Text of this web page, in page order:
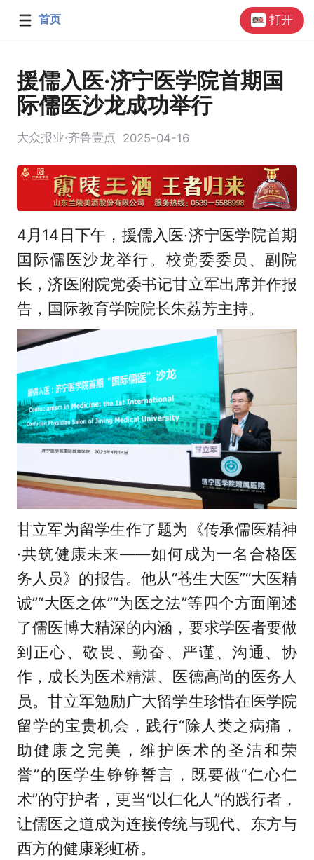
首页 打开
援儒入医·济宁医学院首期国
际儒医沙龙成功举行
大众报业·齐鲁壹点 2025-04-16
4月14日下午，援儒入医·济宁医学院首期
国际儒医沙龙举行。校党委委员、副院
长，济医附院党委书记甘立军出席并作报
告，国际教育学院院长朱荔芳主持。
甘立军为留学生作了题为《传承儒医精神
·共筑健康未来——如何成为一名合格医
务人员‌》的报告。他从“苍生大医”“大医精
诚”“大医之体”“为医之法”等四个方面阐述
了儒医博大精深的内涵，要求学医者要做
到正心、敬畏、勤奋、严谨、沟通、协
作，成长为医术精湛、医德高尚的医务人
员。甘立军勉励广大留学生珍惜在医学院
留学的宝贵机会，践行“除人类之病痛，
助健康之完美，维护医术的圣洁和荣
誉”的医学生铮铮誓言，既要做“仁心仁
术”的守护者，更当“以仁化人”的践行者，
让儒医之道成为连接传统与现代、东方与
西方的健康彩虹桥。